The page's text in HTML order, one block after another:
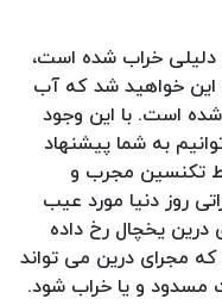
دلیلی خراب شده است،
این خواهید شد که آب
است. با این وجود
به شما پیشنهاد
تکنسین مجرب و
روز دنیا مورد عیب
درین یخچال رخ داده
مجرای درین می تواند
مسدود و یا خراب شود.